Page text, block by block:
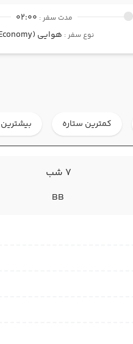
مدت سفر : 02:00
نوع سفر : هوایی (Economy)
کمترین ستاره
7 شب
BB